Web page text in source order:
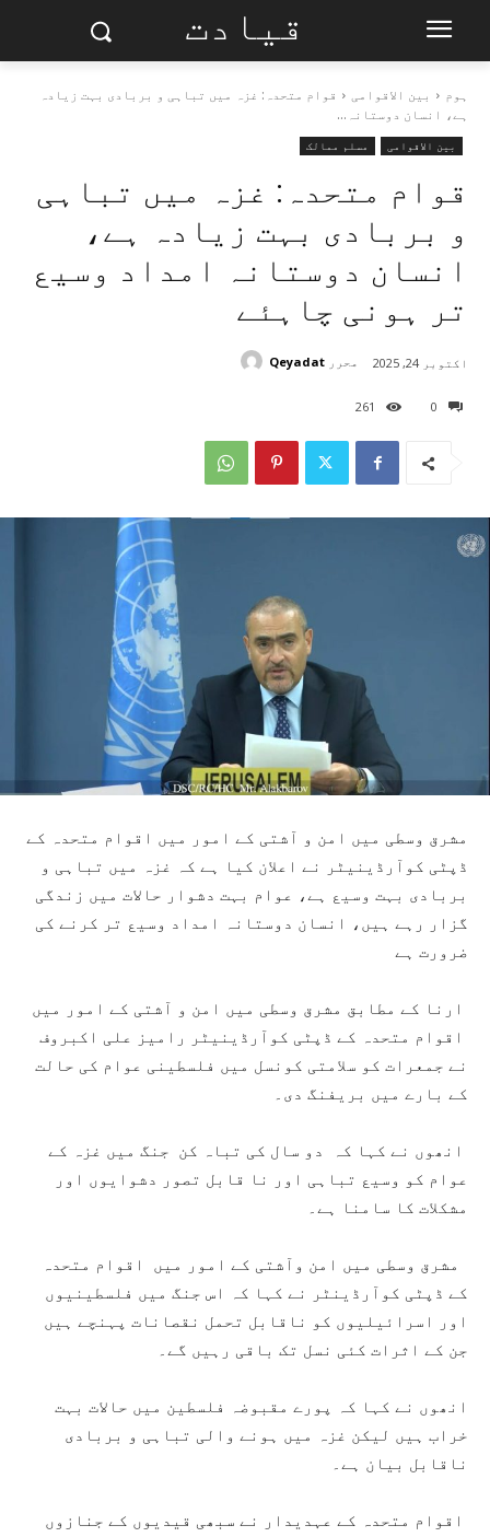
قیادت
ہوم بین الاقوامی
قوام متحدہ: غزہ میں تباہی و بربادی بہت زیادہ
ہے، انسان دوستانہ...
بین الاقوامی مسلم ممالک
قوام متحدہ: غزہ میں تباہی
و بربادی بہت زیادہ ہے،
انسان دوستانہ امداد وسیع
تر ہونی چاہئے
0
261
اکتوبر 24, 2025 محرر Qeyadat
مشرق وسطی میں امن و آشتی کے امور میں اقوام متحدہ کے
ڈپٹی کوآرڈینیٹر نے اعلان کیا ہے کہ غزہ میں تباہی و
بربادی بہت وسیع ہے، عوام بہت دشوار حالات میں زندگی
گزار رہے ہیں، انسان دوستانہ امداد وسیع تر کرنے کی
ضرورت ہے
ارنا کے مطابق مشرق وسطی میں امن و آشتی کے امور میں
اقوام متحدہ کے ڈپٹی کوآرڈینیٹر رامیز علی اکبروف
نے جمعرات کو سلامتی کونسل میں فلسطینی عوام کی حالت
کے بارے میں بریفنگ دی۔
انھوں نے کہا کہ دو سال کی تباہ کن جنگ میں غزہ کے
عوام کو وسیع تباہی اور نا قابل تصور دشوایوں اور
مشکلات کا سامنا ہے۔
مشرق وسطی میں امن وآشتی کے امور میں اقوام متحدہ
کے ڈپٹی کوآرڈینٹر نے کہا کہ اس جنگ میں فلسطینیوں
اور اسرائیلیوں کو ناقابل تحمل نقصانات پہنچے ہیں
جن کے اثرات کئی نسل تک باقی رہیں گے۔
انھوں نے کہا کہ پورے مقبوضہ فلسطین میں حالات بہت
خراب ہیں لیکن غزہ میں ہونے والی تباہی و بربادی
ناقابل بیان ہے۔
اقوام متحدہ کے عہدیدار نے سبھی قیدیوں کے جنازوں